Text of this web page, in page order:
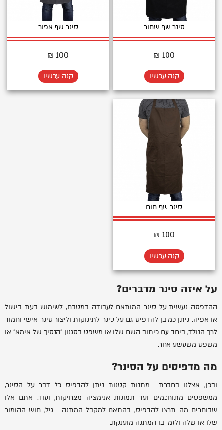
סינר שף שחור
100 ₪
קנה עכשיו
סינר שף אפור
100 ₪
קנה עכשיו
סינר שף חום
100 ₪
קנה עכשיו
על איזה סינר מדברים?
ההדפסה נעשית על סינר המותאם לעבודה במטבח, לשימוש בעת בישול
או אפיה. ניתן כמובן להדפיס גם על סינר לתינוקות וליצור סינר אישי וחמוד
לרך הנולד, ביחד עם כיתוב השם שלו או משפט בסגנון "הנסיך של אימא" או
משפט משעשע אחר.
מה מדפיסים על הסינר?
ובכן, אצלנו בחברת מתנות קטנות ניתן להדפיס כל דבר על הסינר,
ממשפטים מתוחכמים ועד תמונות אנימציה מצחיקות, ועוד. אתם אלו
שבוחרים מה תרצו להדפיס, בהתאם למקבל המתנה - גיל, חוש ההומור
שלו או שלה ולזמן בו המתנה מוענקת.